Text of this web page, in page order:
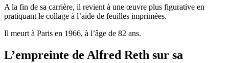
A la fin de sa carrière, il revient à une œuvre plus figurative en
pratiquant le collage à l’aide de feuilles imprimées.
Il meurt à Paris en 1966, à l’âge de 82 ans.
L’empreinte de Alfred Reth sur sa